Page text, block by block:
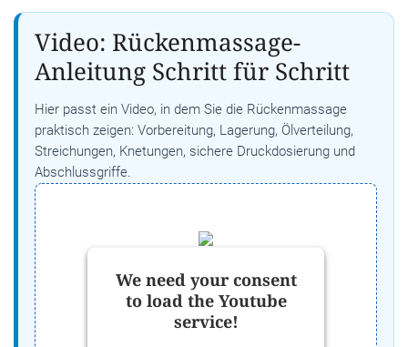
Video: Rückenmassage-
Anleitung Schritt für Schritt
Hier passt ein Video, in dem Sie die Rückenmassage
praktisch zeigen: Vorbereitung, Lagerung, Ölverteilung,
Streichungen, Knetungen, sichere Druckdosierung und
Abschlussgriffe.
We need your consent
to load the Youtube
service!